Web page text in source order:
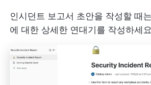
인시던트 보고서 초안을 작성할 때
에 대한 상세한 연대기를 작성하세